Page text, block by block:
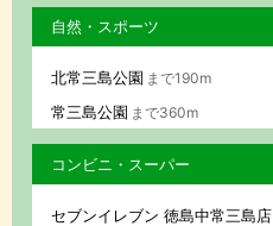
自然・スポーツ
北常三島公園 まで190m
常三島公園 まで360m
コンビニ・スーパー
セブンイレブン 徳島中常三島店